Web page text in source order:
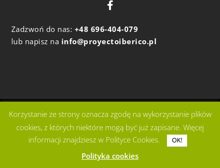
Zadzwoń do nas: +48 696-404-079
lub napisz na info@proyectoiberico.pl
IMPLEMENTED BY:
Korzystanie ze strony oznacza zgodę na wykorzystanie plików
cookies, z których niektóre mogą być już zapisane. Więcej
informacji znajdziesz w Polityce Cookies.
OK!
Polityka cookies